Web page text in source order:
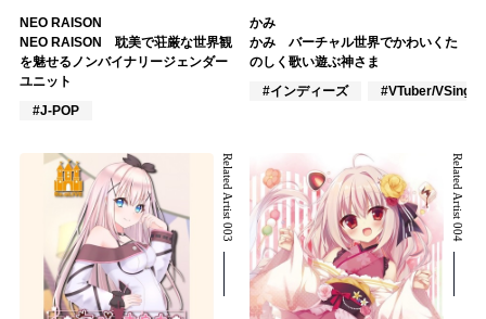
NEO RAISON
NEO RAISON 耽美で荘厳な世界観
を魅せるノンバイナリージェンダー
ユニット
#J-POP
かみ
かみ バーチャル世界でかわいくた
のしく歌い遊ぶ神さま
#インディーズ
#VTuber/VSinger
Related Artist 003 Related Artist 004